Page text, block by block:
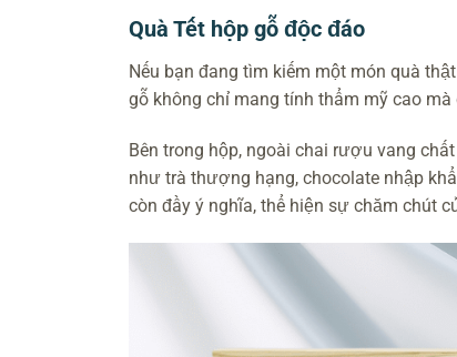
Quà Tết hộp gỗ độc đáo
Nếu bạn đang tìm kiếm một món quà
gỗ không chỉ mang tính thẩm mỹ cao
Bên trong hộp, ngoài chai rượu vang
như trà thượng hạng, chocolate nhập
còn đầy ý nghĩa, thể hiện sự chăm chút